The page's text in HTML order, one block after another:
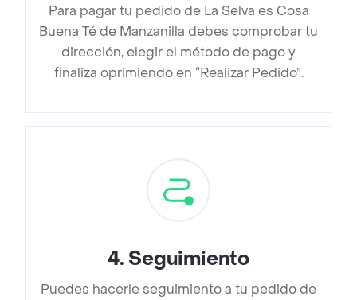
Para pagar tu pedido de La Selva es Cosa
Buena Té de Manzanilla debes comprobar tu
dirección, elegir el método de pago y
finaliza oprimiendo en “Realizar Pedido”.
4. Seguimiento
Puedes hacerle seguimiento a tu pedido de